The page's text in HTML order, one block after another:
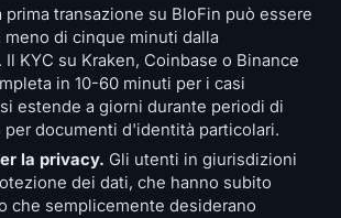
prima transazione su BloFin può essere
meno di cinque minuti dalla
KYC su Kraken, Coinbase o Binance
in 10-60 minuti per i casi
estende a giorni durante periodi di
per documenti d'identità particolari.
la privacy. Gli utenti in giurisdizioni
dei dati, che hanno subito
che semplicemente desiderano